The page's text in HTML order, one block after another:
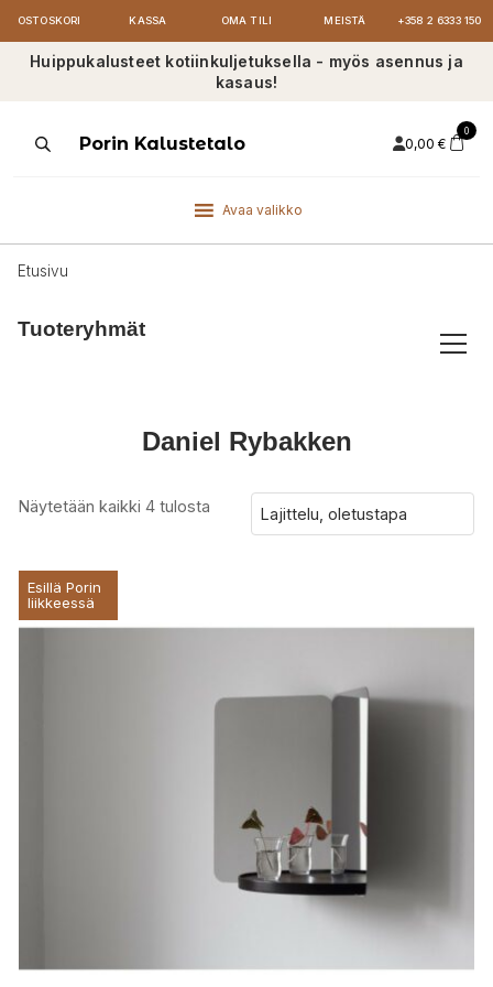
OSTOSKORI KASSA OMA TILI MEISTÄ +358 2 6333 150
Huippukalusteet kotiinkuljetuksella - myös asennus ja
kasaus!
ProductsPorin Kalustetalo 0,00 €
0
Avaa valikko
Etusivu
Tuoteryhmät
Daniel Rybakken
Näytetään kaikki 4 tulosta
Esillä Porin
liikkeessä